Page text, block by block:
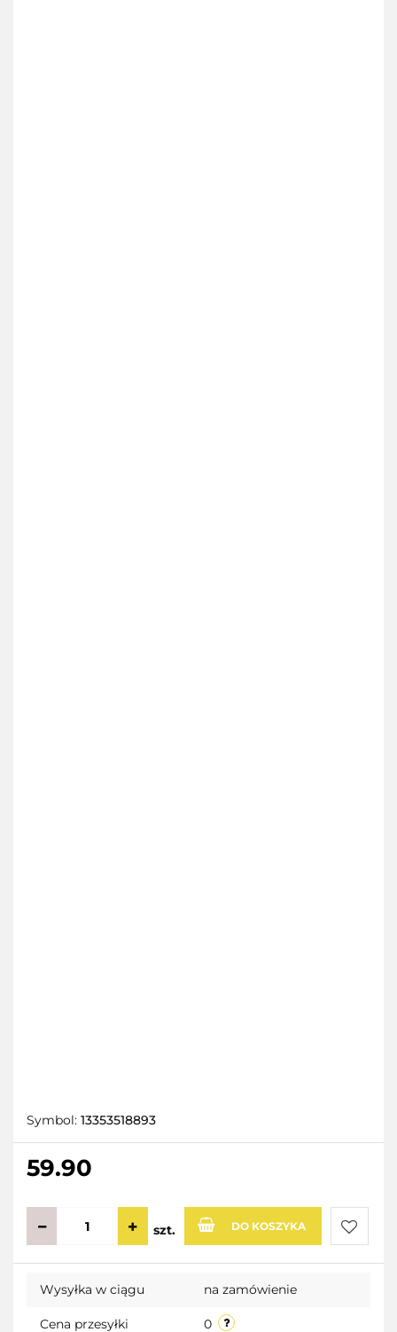
Symbol: 13353518893
59.90
szt. DO KOSZYKA
Do
Wysyłka w ciągu na zamówienie
Cena przesyłki 0